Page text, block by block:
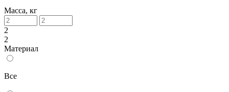
Масса, кг
2
2
Материал
Все